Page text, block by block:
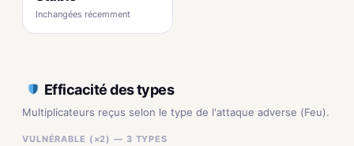
Inchangées récemment
Efficacité des types
Multiplicateurs reçus selon le type de l'attaque adverse (Feu).
VULNÉRABLE (×2) — 3 TYPES